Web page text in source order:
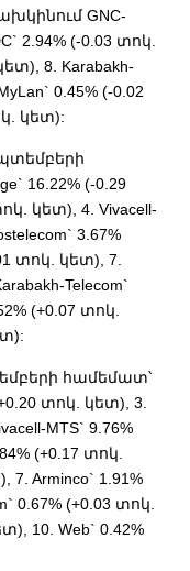
GNC-
2.94% (-0.03 տոկ.
8. Karabakh-
0.45% (-0.02
կետ):
16.22% (-0.29
կետ), 4. Vivacell-
3.67%
տոկ. կետ), 7.
Telecom`
(+0.07 տոկ.
համեմատ՝
տոկ. կետ), 3.
MTS` 9.76%
(+0.17 տոկ.
7. Arminco` 1.91%
0.67% (+0.03 տոկ.
10. Web` 0.42%